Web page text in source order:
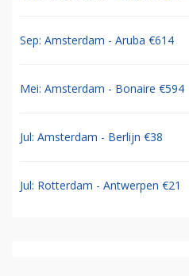
Sep: Amsterdam - Aruba €614
Mei: Amsterdam - Bonaire €594
Jul: Amsterdam - Berlijn €38
Jul: Rotterdam - Antwerpen €21